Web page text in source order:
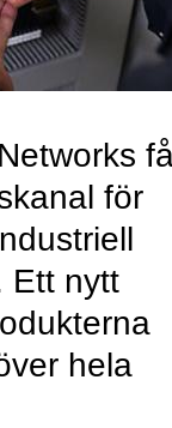
för
Ett nytt
hela